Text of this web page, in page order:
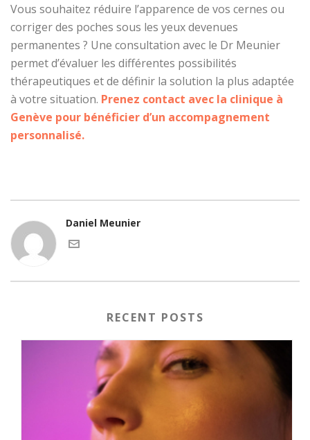
Vous souhaitez réduire l’apparence de vos cernes ou
corriger des poches sous les yeux devenues
permanentes ? Une consultation avec le Dr Meunier
permet d’évaluer les différentes possibilités
thérapeutiques et de définir la solution la plus adaptée
à votre situation. Prenez contact avec la clinique à
Genève pour bénéficier d’un accompagnement
personnalisé.
Daniel Meunier
RECENT POSTS